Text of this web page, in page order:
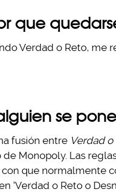
que
Verdad o Reto, me
se
fusión entre Verdad o
Monopoly. Las
que normalmente
‘Verdad o Reto o